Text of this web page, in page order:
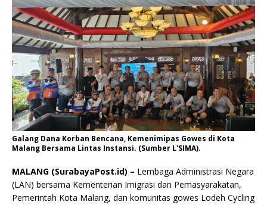
Galang Dana Korban Bencana, Kemenimipas Gowes di Kota
Malang Bersama Lintas Instansi. (Sumber L'SIMA).
MALANG (SurabayaPost.id) – Lembaga Administrasi Negara
(LAN) bersama Kementerian Imigrasi dan Pemasyarakatan,
Pemerintah Kota Malang, dan komunitas gowes Lodeh Cycling